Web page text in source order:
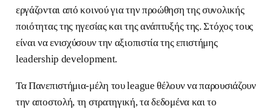
εργάζονται από κοινού για την προώθηση της συνολικής
ποιότητας της ηγεσίας και της ανάπτυξής της. Στόχος τους
είναι να ενισχύσουν την αξιοπιστία της επιστήμης
leadership development.
Τα Πανεπιστήμια-μέλη του league θέλουν να παρουσιάζουν
την αποστολή, τη στρατηγική, τα δεδομένα και το